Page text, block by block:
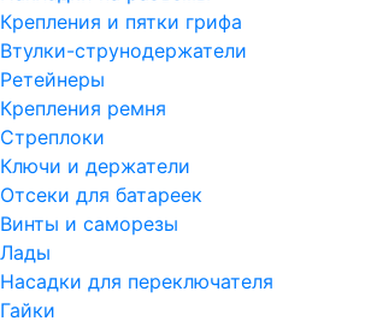
Крепления и пятки грифа
Втулки-струнодержатели
Ретейнеры
Крепления ремня
Стреплоки
Ключи и держатели
Отсеки для батареек
Винты и саморезы
Лады
Насадки для переключателя
Гайки